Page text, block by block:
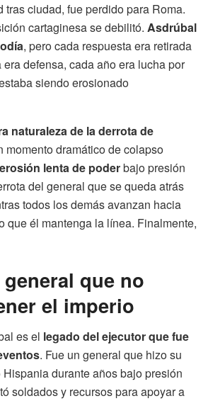
tras ciudad, fue perdido para Roma.
cartaginesa se debilitó. Asdrúbal
, pero cada respuesta era retirada
defensa, cada año era lucha por
siendo erosionado
naturaleza de la derrota de
momento dramático de colapso
erosión lenta de poderbajo presión
del general que se queda atrás
todos los demás avanzan hacia
que él mantenga la línea. Finalmente,
que no
el imperio
es el legado del ejecutor que fue
. Fue un general que hizo su
durante años bajo presión
soldados y recursos para apoyar a